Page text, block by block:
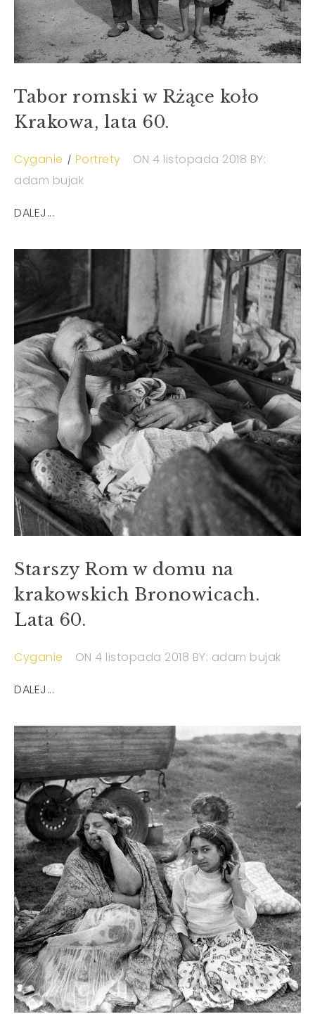
Tabor romski w Rżące koło
Krakowa, lata 60.
Cyganie Portrety ON 4 listopada 2018 BY:
adam bujak
DALEJ...
Starszy Rom w domu na
krakowskich Bronowicach.
Lata 60.
Cyganie ON 4 listopada 2018 BY: adam bujak
DALEJ...